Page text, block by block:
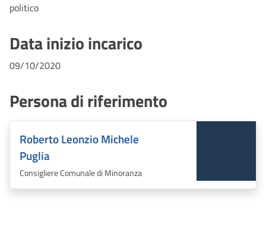
politico
Data inizio incarico
09/10/2020
Persona di riferimento
Roberto Leonzio Michele
Puglia
Consigliere Comunale di Minoranza